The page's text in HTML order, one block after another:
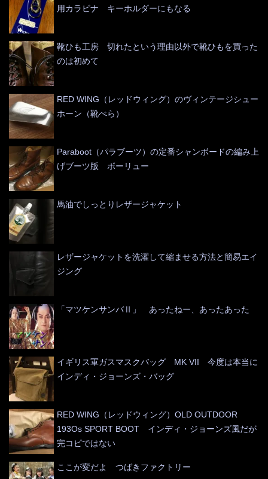
用カラビナ キーホルダーにもなる
靴ひも工房 切れたという理由以外で靴ひもを買った
のは初めて
RED WING（レッドウィング）のヴィンテージシュー
ホーン（靴べら）
Paraboot（パラブーツ）の定番シャンボードの編み上
げブーツ版 ボーリュー
馬油でしっとりレザージャケット
レザージャケットを洗濯して縮ませる方法と簡易エイ
ジング
「マツケンサンバⅡ」 あったねー、あったあった
イギリス軍ガスマスクバッグ MK VII 今度は本当に
インディ・ジョーンズ・バッグ
RED WING（レッドウィング）OLD OUTDOOR
193Os SPORT BOOT インディ・ジョーンズ風だが
完コピではない
ここが変だよ つばきファクトリー